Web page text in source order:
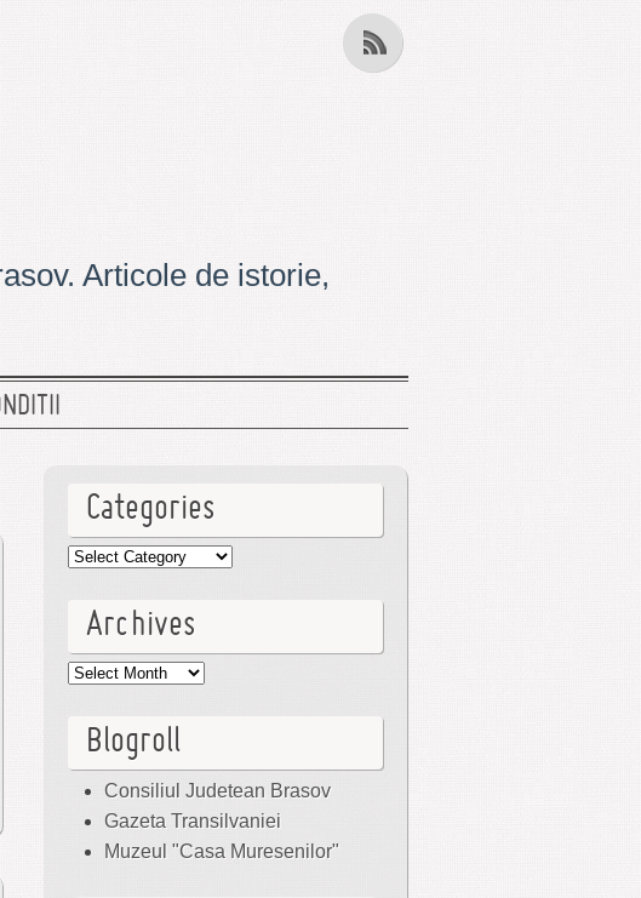
Articole de istorie,
Categories
Categories
Archives
Archives
Blogroll
Consiliul Judetean Brasov
Gazeta Transilvaniei
Muzeul "Casa Muresenilor"